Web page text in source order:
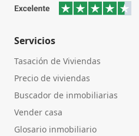
Servicios
Tasación de Viviendas
Precio de viviendas
Buscador de inmobiliarias
Vender casa
Glosario inmobiliario